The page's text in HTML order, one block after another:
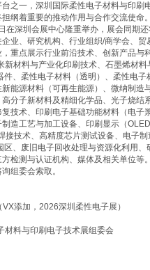
之一，深圳国际柔性电子材料与印刷
纲着重要的推动作用与合作交流使命
深圳会展中心隆重举办，展会同期
业、研究机构、行业组织/商学会、贸
重点展示行业前沿技术、创新产品与
材料与产业化印刷技术、石墨烯材
、柔性电子材料（透明）、柔性电
能源材料（可再生能源）、微纳制造
分子新材料及精细化学品、光子烧结
技术、印刷电子基础功能材料（电子
造工艺与加工设备、印刷显示（
接技术、高精度芯片测试设备、电子
、废旧电子回收处理与资源化利用
检测与认证机构、媒体及相关单位等
组委会索取。
添加，2026深圳柔性电子展）
材料与印刷电子技术展组委会